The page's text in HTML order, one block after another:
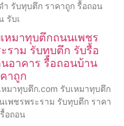
ำ รับทุบตึก ราคาถูก รื้อถอน
รับเ
หมาทุบตึกถนนเพชร
ราม รับทุบตึก รับรื้อ
อาคาร รื้อถอนบ้าน
าถูก
หมาทุบตึก.com รับเหมาทุบตึก
เพชรพระราม รับทุบตึก ราคา
อถอน